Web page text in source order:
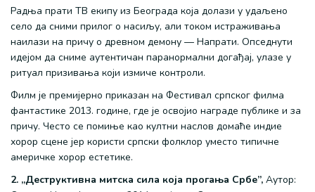
Радња прати ТВ екипу из Београда која долази у удаљено
село да сними прилог о насиљу, али током истраживања
наилази на причу о древном демону — Напрати. Опседнути
идејом да сниме аутентичан паранормални догађај, улазе у
ритуал призивања који измиче контроли.
Филм је премијерно приказан на Фестивал српског филма
фантастике 2013. године, где је освојио награде публике и за
причу. Често се помиње као култни наслов домаће индие
хорор сцене јер користи српски фолклор уместо типичне
америчке хорор естетике.
2. „Деструктивна митска сила која прогања Србе”, Аутор: